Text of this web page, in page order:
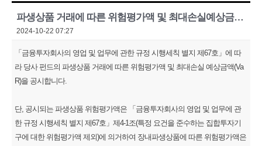
파생상품 거래에 따른 위험평가액 및 최대손실예상금액(VaR) 공시(2024.10.21)
2024-10-22 07:27
「금융투자회사의 영업 및 업무에 관한 규정 시행세칙 별지 제67호」에 따
라 당사 펀드의 파생상품 거래에 따른 위험평가액 및 최대손실 예상금액(Va
R)을 공시합니다.
단, 공시되는 파생상품 위험평가액은 「금융투자회사의 영업 및 업무에 관
한 규정 시행세칙 별지 제67호」제4-1조(특정 요건을 준수하는 집합투자기
구에 대한 위험평가액 제외)에 의거하여 장내파생상품에 따른 위험평가액은